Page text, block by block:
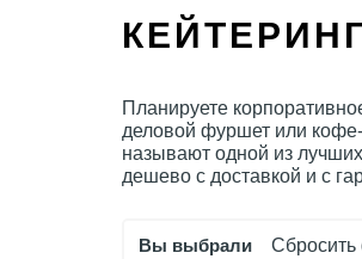
Планируете
деловой фуршет или
называют одной из
дешево с доставкой и с
Вы выбрали